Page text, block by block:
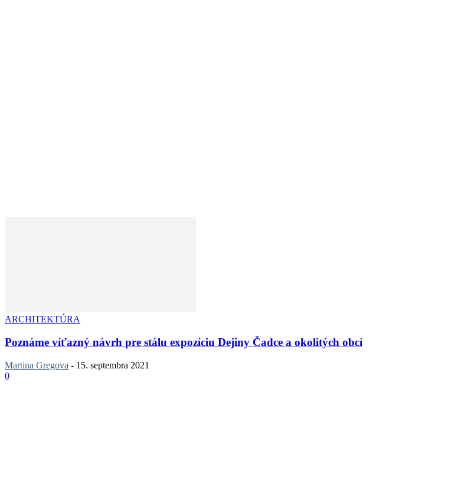
ARCHITEKTÚRA
Poznáme víťazný návrh pre stálu expozíciu Dejiny Čadce a okolitých obcí
Martina Gregova - 15. septembra 2021
0